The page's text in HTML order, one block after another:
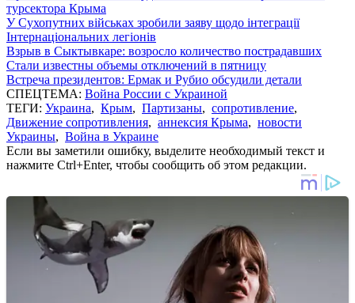
турсектора Крыма
У Сухопутних військах зробили заяву щодо інтеграції
Інтернаціональних легіонів
Взрыв в Сыктывкаре: возросло количество пострадавших
Стали известны объемы отключений в пятницу
Встреча президентов: Ермак и Рубио обсудили детали
СПЕЦТЕМА: Война России с Украиной
ТЕГИ: Украина, Крым, Партизаны, сопротивление,
Движение сопротивления, аннексия Крыма, новости
Украины, Война в Украине
Если вы заметили ошибку, выделите необходимый текст и
нажмите Ctrl+Enter, чтобы сообщить об этом редакции.